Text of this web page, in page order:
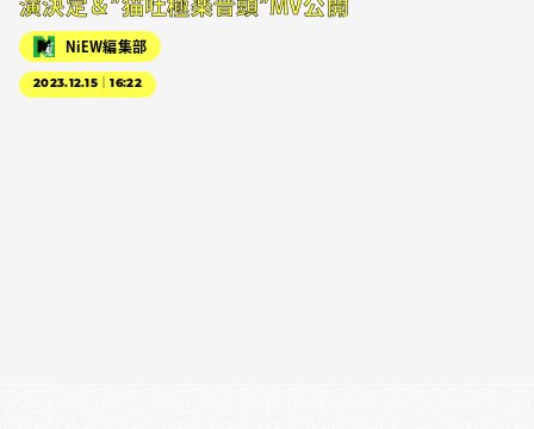
演決定＆”猫吐極楽音頭”MV公開
NiEW編集部
2023.12.15｜16:22